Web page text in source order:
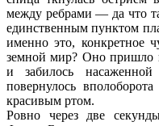
между ребрами — да что
единственным пунктом
именно это, конкретное
земной мир? Оно пришло
и забилось
повернулось
красивым ртом.
Ровно через две